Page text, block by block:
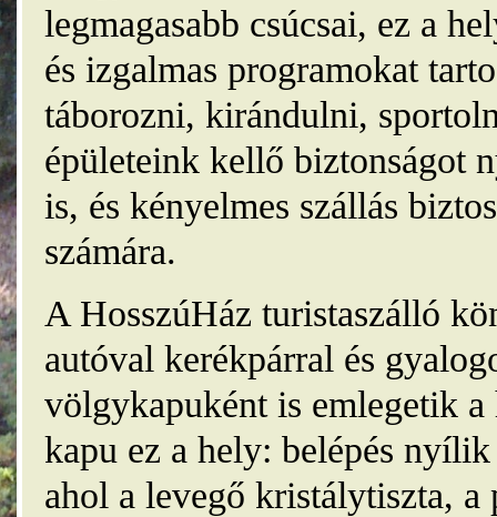
legmagasabb csúcsai, ez a
és izgalmas programokat
táborozni, kirándulni,
épületeink kellő biztonságot
is, és kényelmes szállás
számára.
A HosszúHáz turistaszálló
autóval kerékpárral és
völgykapuként is emlegetik
kapu ez a hely: belépés
ahol a levegő kristálytiszta, a